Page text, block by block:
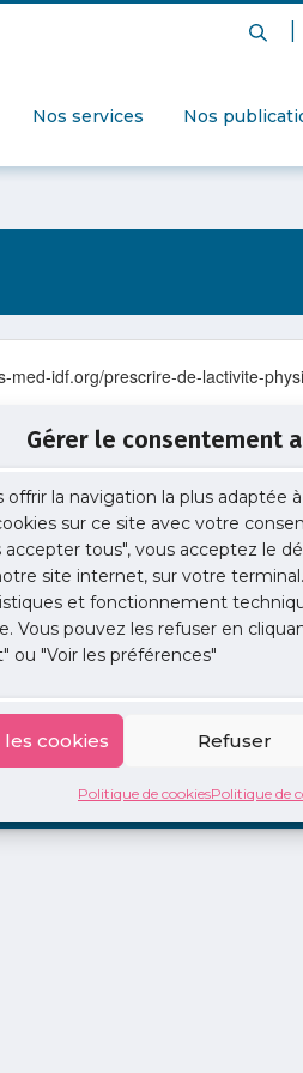
Gérer le consentement
offrir la navigation la plus adaptée
sur ce site avec votre
tous", vous acceptez le
site internet, sur votre
et fonctionnement
Vous pouvez les refuser en
ou "Voir les préférences"
cookies Refuser
Politique de cookiesPolitique de
Nos services Nos
idf.org/prescrire-de-lactivite-
La Centrale 2 jours en libéral